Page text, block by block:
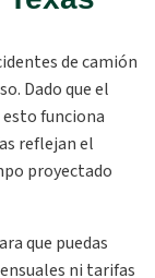
de camión
Dado que el
funciona
reflejan el
proyectado
que puedas
ni tarifas